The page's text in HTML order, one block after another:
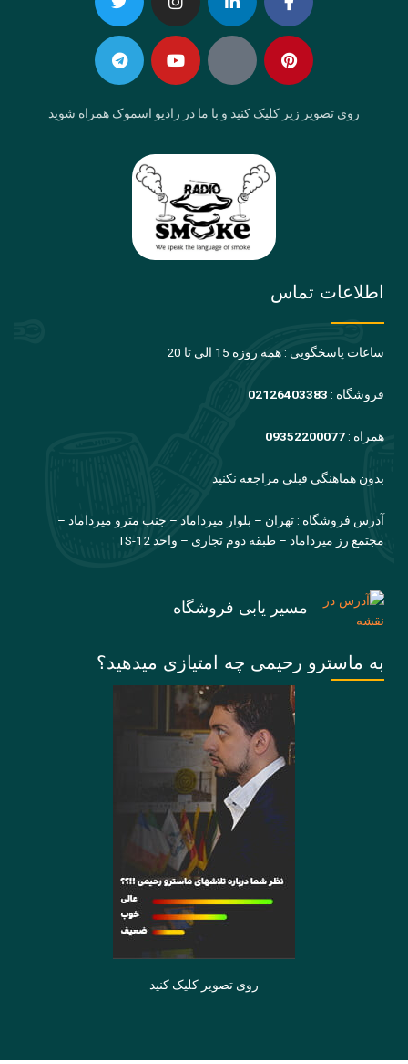
Facebook-
f
Linkedin-
in
Instagram
Twitter Pinterest
Eaparat
Youtube
Telegram
روی تصویر زیر کلیک کنید و با ما در رادیو اسموک همراه شوید
اطلاعات تماس
ساعات پاسخگویی : همه روزه 15 الی تا 20
فروشگاه : 02126403383
همراه : 09352200077
بدون هماهنگی قبلی مراجعه نکنید
آدرس فروشگاه : تهران – بلوار میرداماد – جنب مترو میرداماد –
مجتمع رز میرداماد – طبقه دوم تجاری – واحد TS-12
مسیر یابی فروشگاه
به ماسترو رحیمی چه امتیازی میدهید؟
روی تصویر کلیک کنید